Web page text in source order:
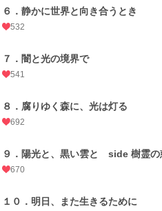
６．静かに世界と向き合うとき
532
７．闇と光の境界で
541
８．腐りゆく森に、光は灯る
692
９．陽光と、黒い雲と side 樹霊の
670
１０．明日、また生きるために